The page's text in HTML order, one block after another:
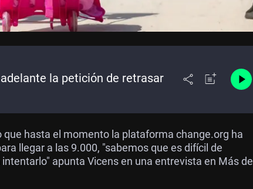
la petición de retrasar
hasta el momento la plataforma change.org ha
llegar a las 9.000, "sabemos que es difícil de
apunta Vicens en una entrevista en Más de